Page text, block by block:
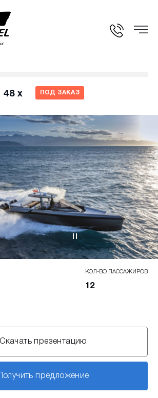
48 x ПОД ЗАКАЗ
КОЛ-ВО ПАССАЖИРОВ
12
Скачать презентацию
Получить предложение